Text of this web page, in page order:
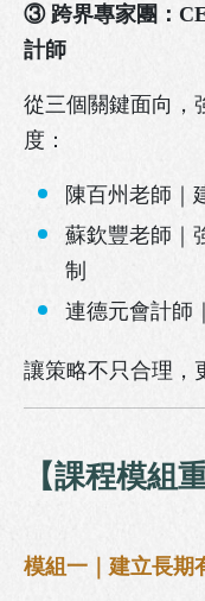
③ 跨界專家團：
計師
從三個關鍵面向，
度：
陳百州老師｜
蘇欽豐老師｜
制
連德元會計師
讓策略不只合理，
【課程模組
模組一｜建立長期